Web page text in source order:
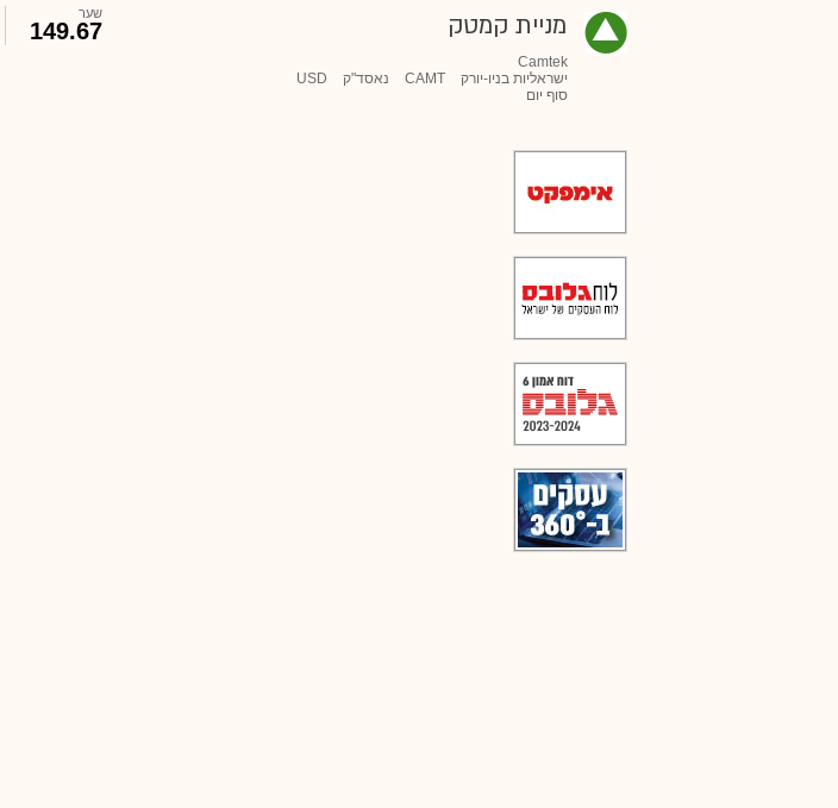
מניית קמטק
Camtek
ישראליות בניו-יורק
CAMT נאסד"ק
USD
סוף יום
שער
149.67